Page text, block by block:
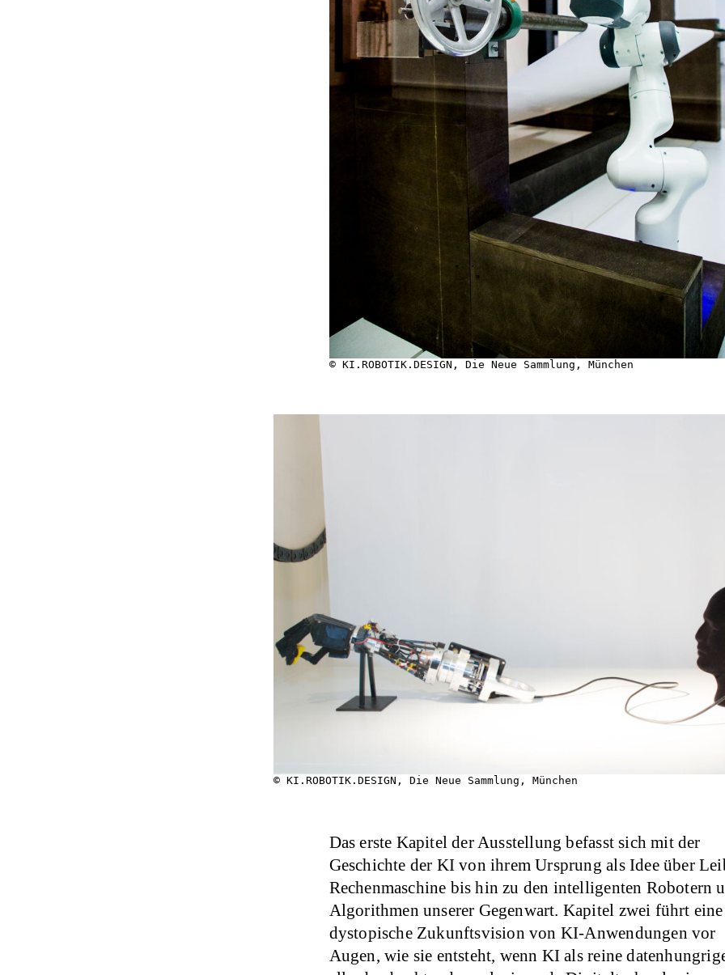
© KI.ROBOTIK.DESIGN, Die Neue Sammlung, München
© KI.ROBOTIK.DESIGN, Die Neue Sammlung, München
Das erste Kapitel der Ausstellung befasst sich mit der
Geschichte der KI von ihrem Ursprung als Idee über
Rechenmaschine bis hin zu den intelligenten Robotern
Algorithmen unserer Gegenwart. Kapitel zwei führt eine
dystopische Zukunftsvision von KI-Anwendungen vor
Augen, wie sie entsteht, wenn KI als reine